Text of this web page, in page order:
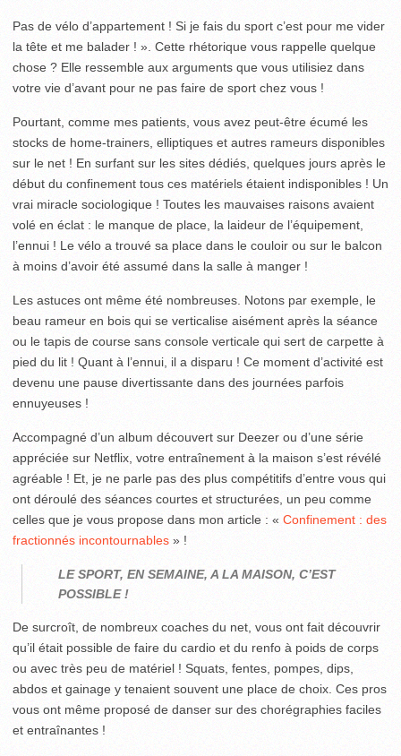
Pas de vélo d’appartement ! Si je fais du sport c’est pour me vider
la tête et me balader ! ». Cette rhétorique vous rappelle quelque
chose ? Elle ressemble aux arguments que vous utilisiez dans
votre vie d’avant pour ne pas faire de sport chez vous !
Pourtant, comme mes patients, vous avez peut-être écumé les
stocks de home-trainers, elliptiques et autres rameurs disponibles
sur le net ! En surfant sur les sites dédiés, quelques jours après le
début du confinement tous ces matériels étaient indisponibles ! Un
vrai miracle sociologique ! Toutes les mauvaises raisons avaient
volé en éclat : le manque de place, la laideur de l’équipement,
l’ennui ! Le vélo a trouvé sa place dans le couloir ou sur le balcon
à moins d’avoir été assumé dans la salle à manger !
Les astuces ont même été nombreuses. Notons par exemple, le
beau rameur en bois qui se verticalise aisément après la séance
ou le tapis de course sans console verticale qui sert de carpette à
pied du lit ! Quant à l’ennui, il a disparu ! Ce moment d’activité est
devenu une pause divertissante dans des journées parfois
ennuyeuses !
Accompagné d’un album découvert sur Deezer ou d’une série
appréciée sur Netflix, votre entraînement à la maison s’est révélé
agréable ! Et, je ne parle pas des plus compétitifs d’entre vous qui
ont déroulé des séances courtes et structurées, un peu comme
celles que je vous propose dans mon article : « Confinement : des
fractionnés incontournables » !
LE SPORT, EN SEMAINE, A LA MAISON, C’EST
POSSIBLE !
De surcroît, de nombreux coaches du net, vous ont fait découvrir
qu’il était possible de faire du cardio et du renfo à poids de corps
ou avec très peu de matériel ! Squats, fentes, pompes, dips,
abdos et gainage y tenaient souvent une place de choix. Ces pros
vous ont même proposé de danser sur des chorégraphies faciles
et entraînantes !